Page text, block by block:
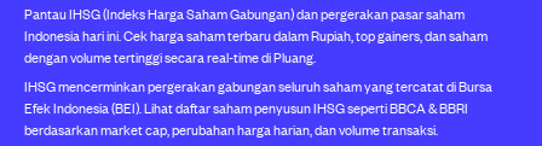
Pantau IHSG (Indeks Harga Saham Gabungan) dan pergerakan pasar saham
Indonesia hari ini. Cek harga saham terbaru dalam Rupiah, top gainers, dan saham
dengan volume tertinggi secara real-time di Pluang.
IHSG mencerminkan pergerakan gabungan seluruh saham yang tercatat di Bursa
Efek Indonesia (BEI). Lihat daftar saham penyusun IHSG seperti BBCA & BBRI
berdasarkan market cap, perubahan harga harian, dan volume transaksi.